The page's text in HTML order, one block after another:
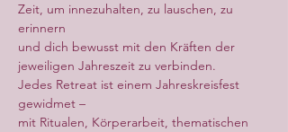
Zeit, um innezuhalten, zu lauschen, zu
erinnern
und dich bewusst mit den Kräften der
jeweiligen Jahreszeit zu verbinden.
Jedes Retreat ist einem Jahreskreisfest
gewidmet –
mit Ritualen, Körperarbeit, thematischen